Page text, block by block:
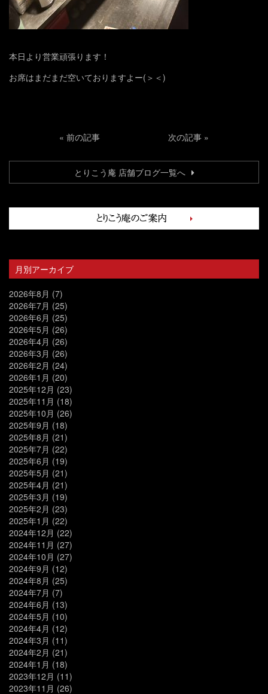
本日より営業頑張ります！
お席はまだまだ空いておりますよー(＞＜)
« 前の記事 次の記事 »
とりこう庵 店舗ブログ一覧へ
月別アーカイブ
2026年8月 (7)
2026年7月 (25)
2026年6月 (25)
2026年5月 (26)
2026年4月 (26)
2026年3月 (26)
2026年2月 (24)
2026年1月 (20)
2025年12月 (23)
2025年11月 (18)
2025年10月 (26)
2025年9月 (18)
2025年8月 (21)
2025年7月 (22)
2025年6月 (19)
2025年5月 (21)
2025年4月 (21)
2025年3月 (19)
2025年2月 (23)
2025年1月 (22)
2024年12月 (22)
2024年11月 (27)
2024年10月 (27)
2024年9月 (12)
2024年8月 (25)
2024年7月 (7)
2024年6月 (13)
2024年5月 (10)
2024年4月 (12)
2024年3月 (11)
2024年2月 (21)
2024年1月 (18)
2023年12月 (11)
2023年11月 (26)